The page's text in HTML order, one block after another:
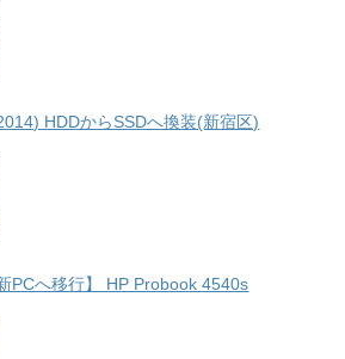
HDDからSSDへ換装(新宿区)
PCへ移行】 HP Probook 4540s